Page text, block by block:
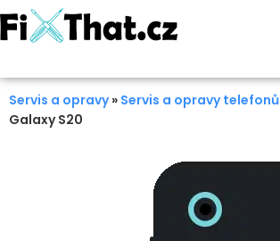
Servis a opravy» Servis a opravy telefonů
Galaxy S20